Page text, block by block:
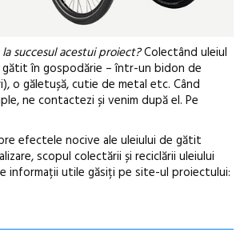
succesul acestui proiect?Colectând uleiul
în gospodărie – într-un bidon de
o găletușă, cutie de metal etc. Când
ne contactezi și venim după el. Pe
efectele nocive ale uleiului de gătit
scopul colectării și reciclării uleiului
informații utile găsiți pe site-ul proiectului: